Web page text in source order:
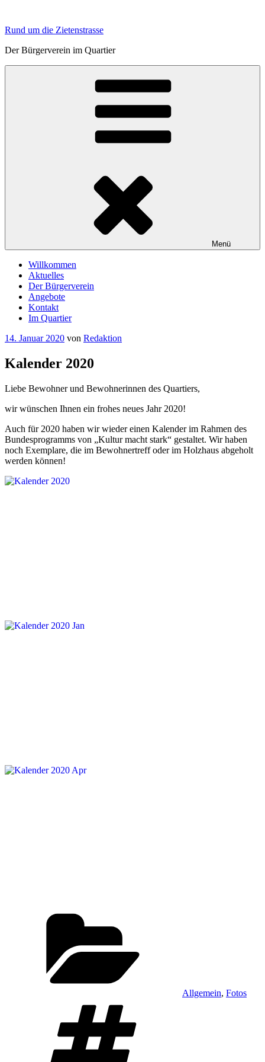
springen
Rund um die Zietenstrasse
Der Bürgerverein im Quartier
Menü
Willkommen
Aktuelles
Der Bürgerverein
Angebote
Kontakt
Im Quartier
Veröffentlicht
14. Januar 2020 von Redaktion
Kalender 2020
Liebe Bewohner und Bewohnerinnen des Quartiers,
wir wünschen Ihnen ein frohes neues Jahr 2020!
Auch für 2020 haben wir wieder einen Kalender im Rahmen des
Bundesprogramms von „Kultur macht stark“ gestaltet. Wir haben
noch Exemplare, die im Bewohnertreff oder im Holzhaus abgeholt
werden können!
Allgemein, Fotos